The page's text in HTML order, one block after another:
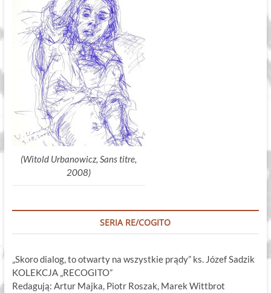
(Witold Urbanowicz, Sans titre,
2008)
SERIA RE/COGITO
„Skoro dialog, to otwarty na wszystkie prądy” ks. Józef Sadzik
KOLEKCJA „RECOGITO”
Redagują: Artur Majka, Piotr Roszak, Marek Wittbrot